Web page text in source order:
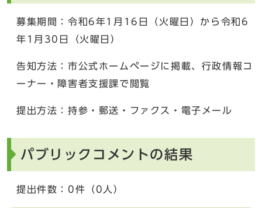
募集期間：令和6年1月16日（火曜日）から令和6
年1月30日（火曜日）
告知方法：市公式ホームページに掲載、行政情報コ
ーナー・障害者支援課で閲覧
提出方法：持参・郵送・ファクス・電子メール
パブリックコメントの結果
提出件数：0件（0人）